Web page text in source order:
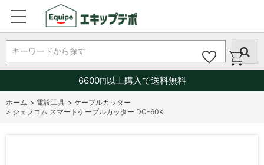
キーワードから探す
6600円以上購入で送料無料
ホーム > 電設工具 > ケーブルカッター
> ジェフコム スマートケーブルカッター DC-60K